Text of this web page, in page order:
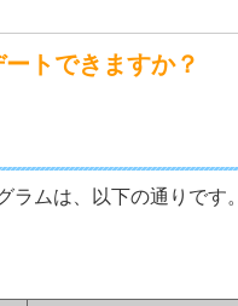
トできますか？
ムは、以下の通りです。